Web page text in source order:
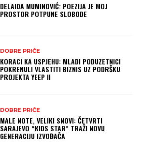
DELAIDA MUMINOVIĆ: POEZIJA JE MOJ
PROSTOR POTPUNE SLOBODE
DOBRE PRIČE
KORACI KA USPJEHU: MLADI PODUZETNICI
POKRENULI VLASTITI BIZNIS UZ PODRŠKU
PROJEKTA YEEP II
DOBRE PRIČE
MALE NOTE, VELIKI SNOVI: ČETVRTI
SARAJEVO “KIDS STAR” TRAŽI NOVU
GENERACIJU IZVOĐAČA